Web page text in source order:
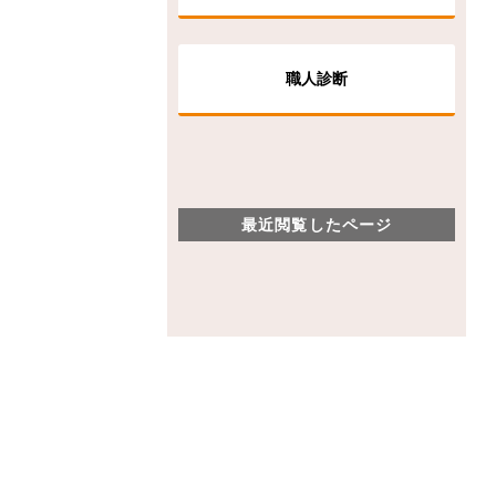
職人診断
最近閲覧したページ